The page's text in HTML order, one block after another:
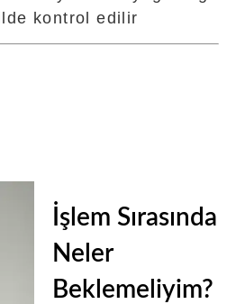
kontrol edilir
İşlem Sırasında
Neler
Beklemeliyim?